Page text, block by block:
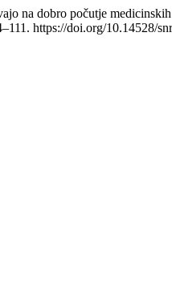
na dobro počutje
https://doi.org/10.14528/